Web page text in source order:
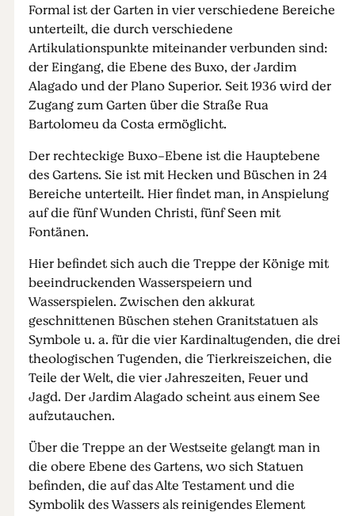
Formal ist der Garten in vier verschiedene Bereiche
unterteilt, die durch verschiedene
Artikulationspunkte miteinander verbunden sind:
der Eingang, die Ebene des Buxo, der Jardim
Alagado und der Plano Superior. Seit 1936 wird der
Zugang zum Garten über die Straße Rua
Bartolomeu da Costa ermöglicht.
Der rechteckige Buxo-Ebene ist die Hauptebene
des Gartens. Sie ist mit Hecken und Büschen in 24
Bereiche unterteilt. Hier findet man, in Anspielung
auf die fünf Wunden Christi, fünf Seen mit
Fontänen.
Hier befindet sich auch die Treppe der Könige mit
beeindruckenden Wasserspeiern und
Wasserspielen. Zwischen den akkurat
geschnittenen Büschen stehen Granitstatuen als
Symbole u. a. für die vier Kardinaltugenden, die drei
theologischen Tugenden, die Tierkreiszeichen, die
Teile der Welt, die vier Jahreszeiten, Feuer und
Jagd. Der Jardim Alagado scheint aus einem See
aufzutauchen.
Über die Treppe an der Westseite gelangt man in
die obere Ebene des Gartens, wo sich Statuen
befinden, die auf das Alte Testament und die
Symbolik des Wassers als reinigendes Element